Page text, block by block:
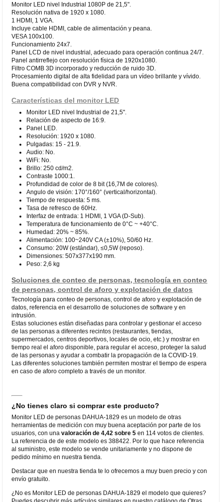
Monitor LED nivel Industrial 1080P de 21,5".
Resolución nativa de 1920 x 1080.
1 HDMI, 1 VGA.
Incluye cable HDMI, cable de alimentación y peana.
VESA 100x100.
Funcionamiento 24x7.
Panel LCD de nivel industrial, adecuado para operación continua 24/7.
Panel antirreflejo con resolución física de 1920x1080.
Filtro COMB 3D incorporado y reducción de ruido 3D.
Procesamiento digital de alta fidelidad para un vídeo brillante y vívido.
Buena compatibilidad con DVR y NVR.
Características del monitor LED
Monitor LED nivel Industrial de 21,5".
Relación de aspecto de 16:9.
Panel LED.
Resolución: 1920 x 1080.
Pulgadas: 15 - 21.9.
Audio: No.
WiFi: No.
Brillo: 250 cd/m2.
Contraste 1000:1.
Profundidad de color de 8 bit (16,7M de colores).
Angulo de visión: 170°/160° (vertical/horizontal).
Tiempo de respuesta: 5 ms.
Tasa de refresco de 60Hz.
Interfaz de entrada: 1 HDMI, 1 VGA (D-Sub).
Temperatura de funcionamiento de 0°C ~ +40°C.
Humedad: 20% ~ 85%.
Alimentación: 100~240V CA (±10%), 50/60 Hz.
Consumo: 20W (estándar), ≤0,5W (reposo).
Dimensiones: 507x377x190 mm.
Peso: 2,6 kg
Soluciones de conteo de personas, tecnología en conteo
de personas, control de aforo y explotación de datos
Tecnología para conteo de personas, control de aforo y explotación de
datos, referencia en el desarrollo de soluciones de software y en
intrusión.
Estas soluciones están diseñadas para controlar y gestionar el acceso
de las personas a diferentes recintos (restaurantes, tiendas,
supermercados, centros deportivos, locales de ocio, etc.) y mostrar en
tiempo real el aforo disponible, para regular el acceso, proteger la salud
de las personas y ayudar a combatir la propagación de la COVID-19.
Las diferentes soluciones también permiten mostrar el tiempo de espera
en caso de aforo completo a través de un monitor.
¿No tienes claro si comprar este producto?
Monitor LED de personas DAHUA-1829 es un modelo de otras
herramientas de medición con muy buena aceptación por parte de los
usuarios, con unavaloración de 4,42 sobre 5 en 114 votos de clientes.
La referencia de de este modelo es 388422. Por lo que hace referencia
al suministro, este modelo se vende unitariamente y no dispone de
pedido mínimo en nuestra tienda.
Destacar que en nuestra tienda te lo ofrecemos a muy buen precio y con
envío gratuito.
¿No es Monitor LED de personas DAHUA-1829 el modelo que quieres?